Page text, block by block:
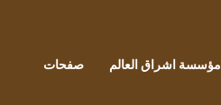
مؤسسة اشراق العالم صفحات